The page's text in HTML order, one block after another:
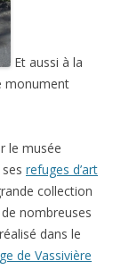
Et aussi à la
monument
le musée
refuges d’art
collection
nombreuses
dans le
de Vassivière